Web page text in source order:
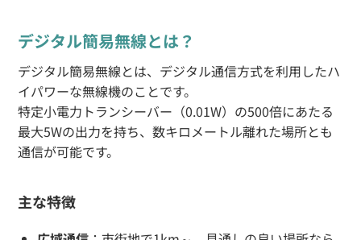
デジタル簡易無線とは？
デジタル簡易無線とは、デジタル通信方式を利用したハ
イパワーな無線機のことです。
特定小電力トランシーバー（0.01W）の500倍にあたる
最大5Wの出力を持ち、数キロメートル離れた場所とも
通信が可能です。
主な特徴